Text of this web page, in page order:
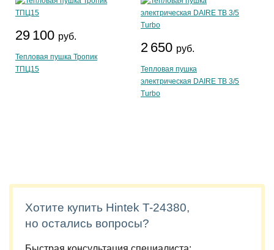
29 100 руб.
Тепловая пушка Тропик
ТПЦ15
2 650 руб.
Тепловая пушка
электрическая DAIRE ТВ 3/5
Turbo
Хотите купить Hintek T-24380,
но остались вопросы?